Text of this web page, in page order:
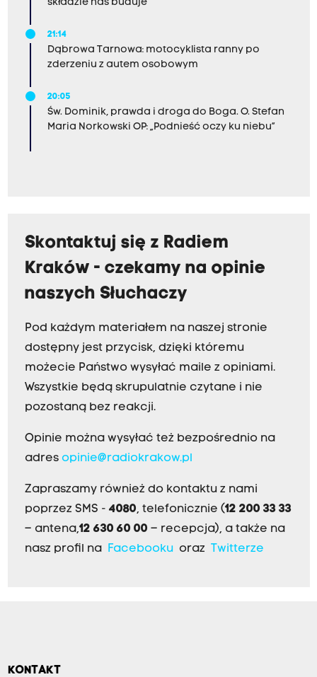
składzie nas buduje
21:14
Dąbrowa Tarnowa: motocyklista ranny po
zderzeniu z autem osobowym
20:05
Św. Dominik, prawda i droga do Boga. O. Stefan
Maria Norkowski OP: „Podnieść oczy ku niebu”
Skontaktuj się z Radiem
Kraków - czekamy na opinie
naszych Słuchaczy
Pod każdym materiałem na naszej stronie
dostępny jest przycisk, dzięki któremu
możecie Państwo wysyłać maile z opiniami.
Wszystkie będą skrupulatnie czytane i nie
pozostaną bez reakcji.
Opinie można wysyłać też bezpośrednio na
adres opinie@radiokrakow.pl
Zapraszamy również do kontaktu z nami
poprzez SMS - 4080, telefonicznie (12 200 33 33
– antena,12 630 60 00 – recepcja), a także na
nasz profil na Facebookuoraz Twitterze
KONTAKT